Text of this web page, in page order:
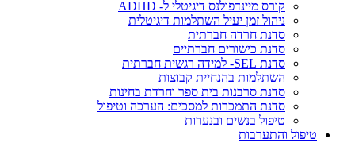
קורס מיינדפולנס דיגיטלי ל- ADHD
ניהול זמן יעיל השתלמות דיגיטלית
סדנת חרדה חברתית
סדנת כישורים חברתיים
סדנת SEL- למידה רגשית חברתית
השתלמות בהנחיית קבוצות
סדנת סרבנות בית ספר וחרדת בחינות
סדנת התמכרות למסכים: הערכה וטיפול
טיפול בנשים ובנערות
טיפול והתערבות